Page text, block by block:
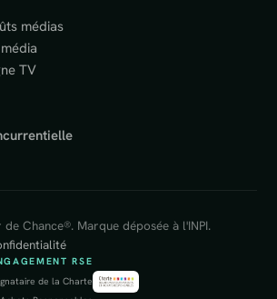
médias
TV
Chance®. Marque déposée à l'INPI.
RSE
de la Charte